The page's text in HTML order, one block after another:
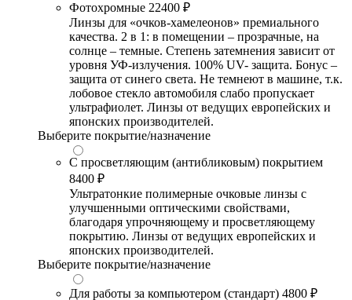
Фотохромные 22400 ₽
Линзы для «очков-хамелеонов» премиального
качества. 2 в 1: в помещении – прозрачные, на
солнце – темные. Степень затемнения зависит от
уровня УФ-излучения. 100% UV- защита. Бонус –
защита от синего света. Не темнеют в машине, т.к.
лобовое стекло автомобиля слабо пропускает
ультрафиолет. Линзы от ведущих европейских и
японских производителей.
Выберите покрытие/назначение
С просветляющим (антибликовым) покрытием
8400 ₽
Ультратонкие полимерные очковые линзы с
улучшенными оптическими свойствами,
благодаря упрочняющему и просветляющему
покрытию. Линзы от ведущих европейских и
японских производителей.
Выберите покрытие/назначение
Для работы за компьютером (стандарт) 4800 ₽